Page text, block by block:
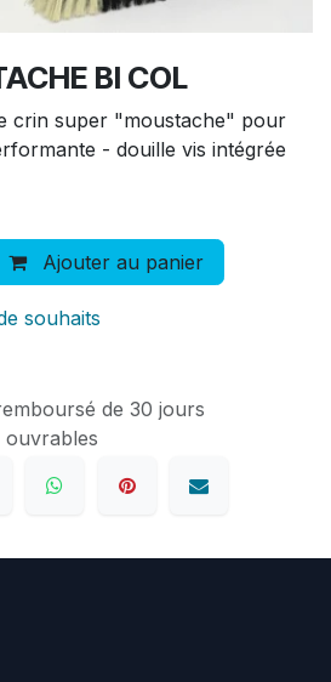
BI COL
crin super "moustache" pour
- douille vis intégrée
Ajouter au panier
souhaits
de 30 jours
ouvrables